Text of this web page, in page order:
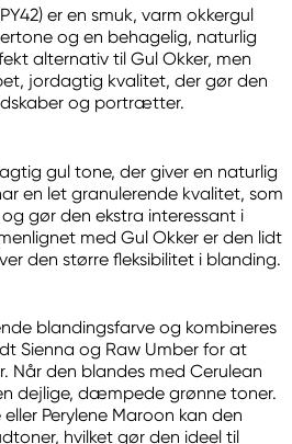
er en smuk, varm okkergul
og en behagelig, naturlig
alternativ til Gul Okker, men
jordagtig kvalitet, der gør den
og portrætter.
gul tone, der giver en naturlig
en let granulerende kvalitet, som
gør den ekstra interessant i
med Gul Okker er den lidt
den større fleksibilitet i blanding.
blandingsfarve og kombineres
Sienna og Raw Umber for at
Når den blandes med Cerulean
dejlige, dæmpede grønne toner.
Perylene Maroon kan den
hvilket gør den ideel til